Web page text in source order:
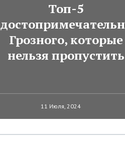
Топ-5
Грозного, которые
нельзя пропустить
11 Июля, 2024